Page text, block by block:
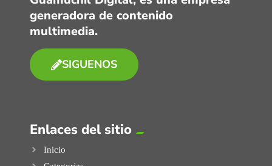
generadora de contenido
multimedia.
SIGUENOS
Enlaces del sitio
Inicio